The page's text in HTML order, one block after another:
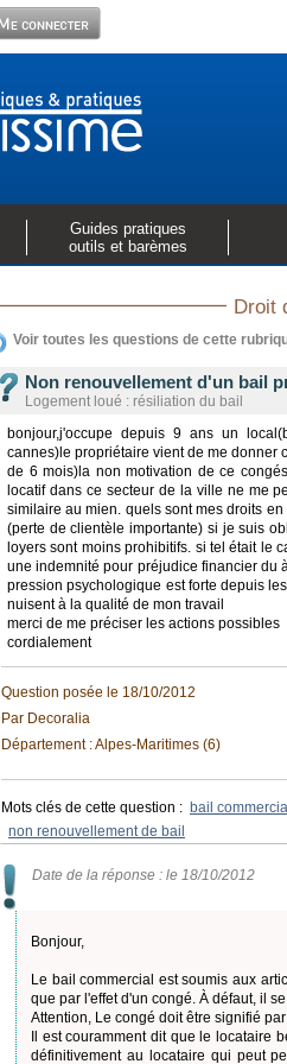
Guides pratiques
outils et barèmes
Droit
Voir toutes les questions de cette
Non renouvellement d'un bail
Logement loué : résiliation du bail
bonjour,j'occupe depuis 9 ans un
cannes)le propriétaire vient de me donner
de 6 mois)la non motivation de ce
locatif dans ce secteur de la ville ne me
similaire au mien. quels sont mes droits
(perte de clientèle importante) si je suis
loyers sont moins prohibitifs. si tel était le
une indemnité pour préjudice financier du
pression psychologique est forte depuis
nuisent à la qualité de mon travail
merci de me préciser les actions possibles
cordialement
Question posée le 18/10/2012
Par Decoralia
Département : Alpes-Maritimes (6)
Mots clés de cette question : bail commercial
non renouvellement de bail
Date de la réponse : le 18/10/2012
Bonjour,
Le bail commercial est soumis aux
que par l'effet d'un congé. À défaut, il
Attention, Le congé doit être signifié
Il est couramment dit que le locataire
définitivement au locataire qui peut